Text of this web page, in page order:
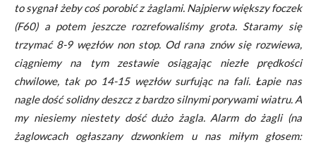
to sygnał żeby coś porobić z żaglami. Najpierw większy foczek
(F60) a potem jeszcze rozrefowaliśmy grota. Staramy się
trzymać 8-9 węzłów non stop. Od rana znów się rozwiewa,
ciągniemy na tym zestawie osiągając niezłe prędkości
chwilowe, tak po 14-15 węzłów surfując na fali. Łapie nas
nagle dość solidny deszcz z bardzo silnymi porywami wiatru. A
my niesiemy niestety dość dużo żagla. Alarm do żagli (na
żaglowcach ogłaszany dzwonkiem u nas miłym głosem: